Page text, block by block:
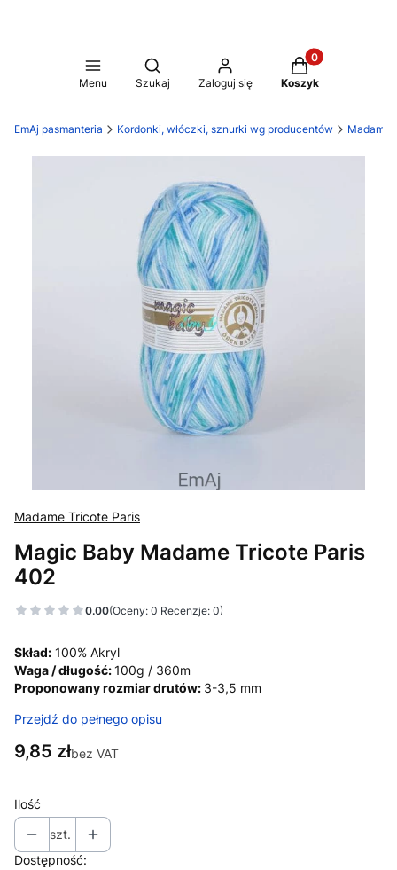
Menu
Otwórz wyszukiwarkę
Szukaj Zaloguj się
Produkty w
Koszyk
EmAj pasmanteria Kordonki, włóczki, sznurki wg producentów Madame
Madame Tricote Paris
Magic Baby Madame Tricote Paris
402
0.00(Oceny: 0 Recenzje: 0)
Skład: 100% Akryl
Waga / długość:100g / 360m
Proponowany rozmiar drutów: 3-3,5 mm
Przejdź do pełnego opisu
Cena
9,85 złbez VAT
Ilość
szt.
Dostępność: